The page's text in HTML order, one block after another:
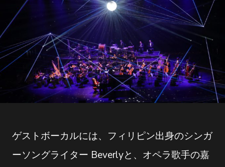
ゲストボーカルには、フィリピン出身のシンガ
ーソングライター Beverlyと、オペラ歌手の嘉